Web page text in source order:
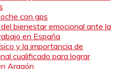
con gps
bienestar emocional ante la
en España
y la importancia de
cualificado para lograr
Aragón